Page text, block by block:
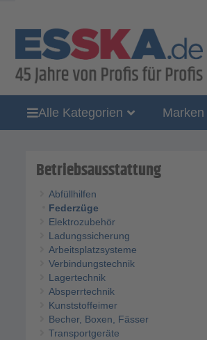
Alle Kategorien Marken
Betriebsausstattung
Abfüllhilfen
Federzüge
Elektrozubehör
Ladungssicherung
Arbeitsplatzsysteme
Verbindungstechnik
Lagertechnik
Absperrtechnik
Kunststoffeimer
Becher, Boxen, Fässer
Transportgeräte